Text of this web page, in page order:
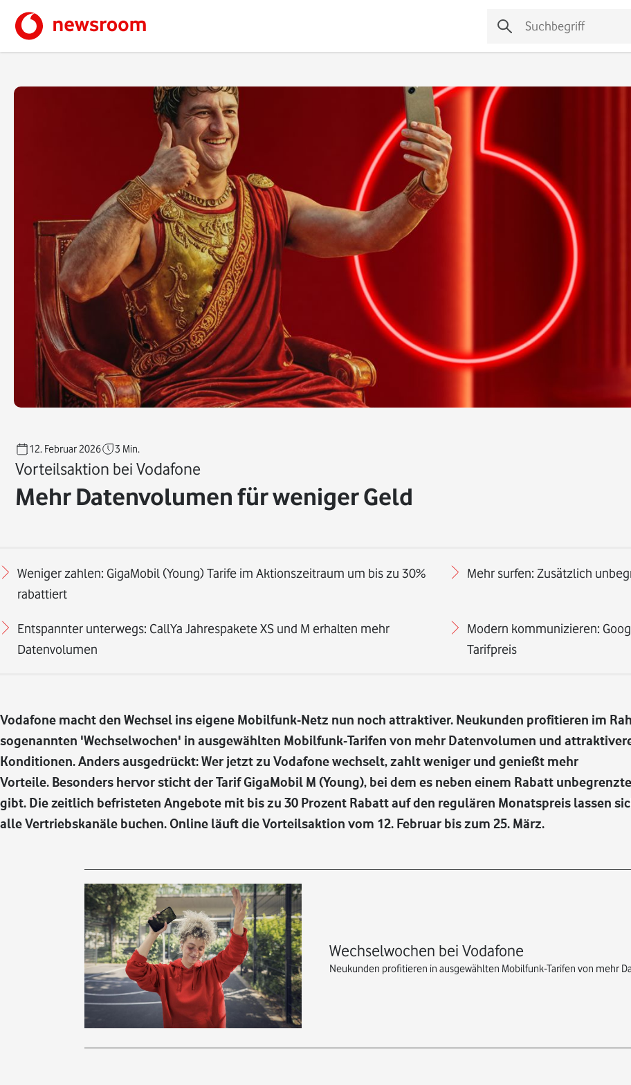
12. Februar 2026 3 Min.
Vorteilsaktion bei Vodafone
Mehr Datenvolumen für weniger Geld
Weniger zahlen: GigaMobil (Young) Tarife im Aktionszeitraum um bis zu 30%
rabattiert
Mehr surfen: Zusätzlich
Entspannter unterwegs: CallYa Jahrespakete XS und M erhalten mehr
Datenvolumen
Modern kommunizieren:
Tarifpreis
Vodafone macht den Wechsel ins eigene Mobilfunk-Netz nun noch attraktiver. Neukunden profitieren im
sogenannten 'Wechselwochen' in ausgewählten Mobilfunk-Tarifen von mehr Datenvolumen und
Konditionen. Anders ausgedrückt: Wer jetzt zu Vodafone wechselt, zahlt weniger und genießt mehr
Vorteile. Besonders hervor sticht der Tarif GigaMobil M (Young), bei dem es neben einem Rabatt
gibt. Die zeitlich befristeten Angebote mit bis zu 30 Prozent Rabatt auf den regulären Monatspreis lassen
alle Vertriebskanäle buchen. Online läuft die Vorteilsaktion vom 12. Februar bis zum 25. März.
Wechselwochen bei Vodafone
Neukunden profitieren in ausgewählten Mobilfunk-Tarifen von mehr